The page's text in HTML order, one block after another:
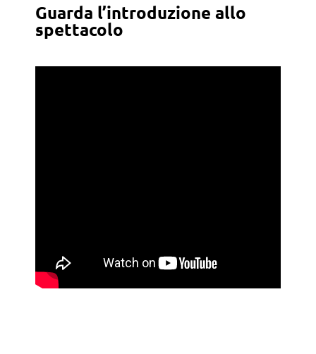
Guarda l’introduzione allo
spettacolo